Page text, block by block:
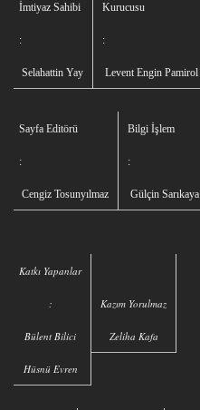
İmtiyaz Sahibi
:
Selahattin Yay
Kurucusu
:
Levent Engin Pamirol
Sayfa Editörü
:
Cengiz Tosunyılmaz
Bilgi İşlem
:
Gülçin Sarıkaya
Katkı Yapanlar
:
Bülent Bilici
Hüsnü Evren
Kazım Yorulmaz
Zeliha Kafa